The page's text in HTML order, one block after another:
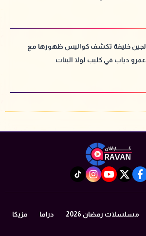
لجين خليفة تكشف كواليس ظهورها مع
عمرو دياب في كليب لولا البنات
facebook
twitter
youtube
instagram
tiktok
مسلسلات رمضان 2026 دراما مزيكا